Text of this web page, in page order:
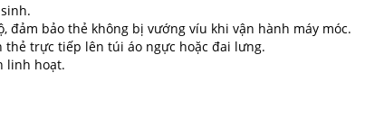
đảm bảo thẻ không bị vướng víu khi vận hành máy móc.
trực tiếp lên túi áo ngực hoặc đai lưng.
linh hoạt.